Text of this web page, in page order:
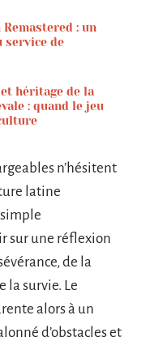
: un
service de
et héritage de la
: quand le jeu
n’hésitent
latine
sur une réflexion
de la
la survie. Le
alors à un
d’obstacles et